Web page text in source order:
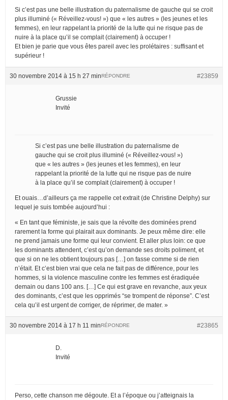
Si c’est pas une belle illustration du paternalisme de gauche qui se croit
plus illuminé (« Réveillez-vous! ») que « les autres » (les jeunes et les
femmes), en leur rappelant la priorité de la lutte qui ne risque pas de
nuire à la place qu’il se complait (clairement) à occuper !
Et bien je parie que vous êtes pareil avec les prolétaires : suffisant et
supérieur !
30 novembre 2014 à 15 h 27 min #23859
RÉPONDRE
Grussie
Invité
Si c’est pas une belle illustration du paternalisme de
gauche qui se croit plus illuminé (« Réveillez-vous! »)
que « les autres » (les jeunes et les femmes), en leur
rappelant la priorité de la lutte qui ne risque pas de nuire
à la place qu’il se complait (clairement) à occuper !
Et ouais…d’ailleurs ça me rappelle cet extrait (de Christine Delphy) sur
lequel je suis tombée aujourd’hui :
« En tant que féministe, je sais que la révolte des dominées prend
rarement la forme qui plairait aux dominants. Je peux même dire: elle
ne prend jamais une forme qui leur convient. Et aller plus loin: ce que
les dominants attendent, c’est qu’on demande ses droits poliment, et
que si on ne les obtient toujours pas […] on fasse comme si de rien
n’était. Et c’est bien vrai que cela ne fait pas de différence, pour les
hommes, si la violence masculine contre les femmes est éradiquée
demain ou dans 100 ans. […] Ce qui est grave en revanche, aux yeux
des dominants, c’est que les opprimés “se trompent de réponse”. C’est
cela qu’il est urgent de corriger, de réprimer, de mater. »
30 novembre 2014 à 17 h 11 min #23865
RÉPONDRE
D.
Invité
Perso, cette chanson me dégoute. Et a l’époque ou j’atteignais la